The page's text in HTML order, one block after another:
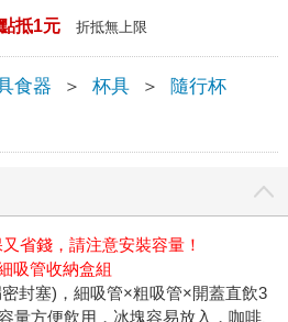
抵1元 折抵無上限
食器 ＞ 杯具 ＞ 隨行杯
省錢，請注意安裝容量！
吸管收納盒組
封塞)，細吸管×粗吸管×開蓋直飲3
量方便飲用，冰塊容易放入，咖啡、